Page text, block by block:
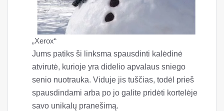
„Xerox“
Jums patiks ši linksma spausdinti kalėdinė
atvirutė, kurioje yra didelio apvalaus sniego
senio nuotrauka. Viduje jis tuščias, todėl prieš
spausdindami arba po jo galite pridėti kortelėje
savo unikalų pranešimą.